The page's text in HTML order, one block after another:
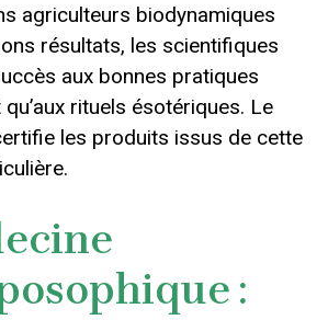
agriculteurs biodynamiques
résultats, les scientifiques
aux bonnes pratiques
rituels ésotériques. Le
les produits issus de cette
: